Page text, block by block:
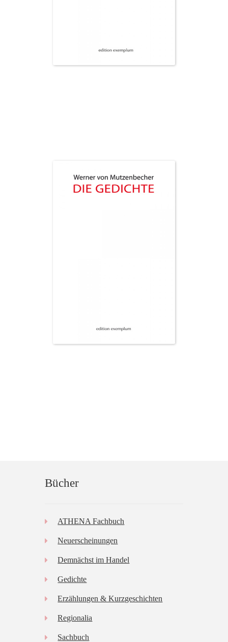
Bücher
ATHENA Fachbuch
Neuerscheinungen
Demnächst im Handel
Gedichte
Erzählungen & Kurzgeschichten
Regionalia
Sachbuch